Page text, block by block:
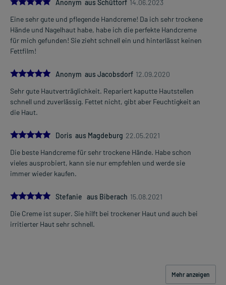
Anonym aus Schüttorf 14.06.2023
Eine sehr gute und pflegende Handcreme! Da ich sehr trockene
Hände und Nagelhaut habe, habe ich die perfekte Handcreme
für mich gefunden! Sie zieht schnell ein und hinterlässt keinen
Fettfilm!
5.0Anonym aus Jacobsdorf 12.09.2020
Sehr gute Hautverträglichkeit. Repariert kaputte Hautstellen
schnell und zuverlässig. Fettet nicht, gibt aber Feuchtigkeit an
die Haut.
5.0
Doris aus Magdeburg 22.05.2021
Die beste Handcreme für sehr trockene Hände. Habe schon
vieles ausprobiert, kann sie nur empfehlen und werde sie
immer wieder kaufen.
5.0
Stefanie aus Biberach 15.08.2021
Die Creme ist super. Sie hilft bei trockener Haut und auch bei
irritierter Haut sehr schnell.
Mehr anzeigen